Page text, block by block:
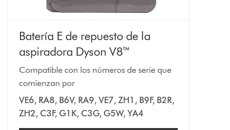
Batería E de repuesto de la
aspiradora Dyson V8™
Compatible con los números de serie que
comienzan por
VE6, RA8, B6V, RA9, VE7, ZH1, B9F, B2R,
ZH2, C3F, G1K, C3G, G5W, YA4